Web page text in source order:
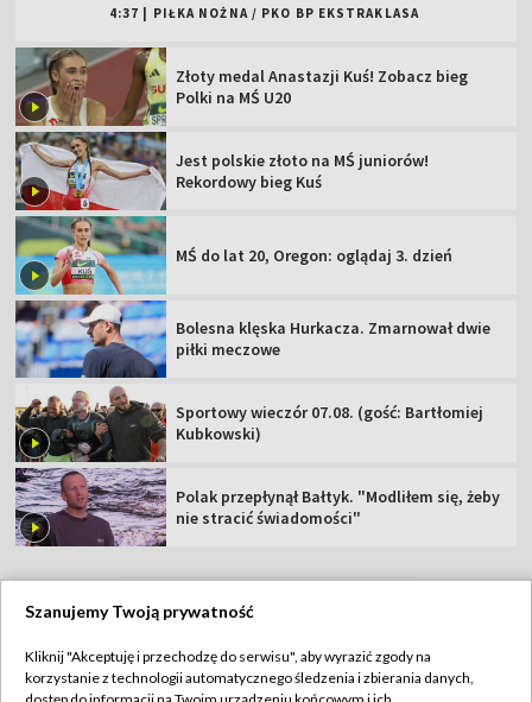
4:37 PIŁKA NOŻNA / PKO BP EKSTRAKLASA
Złoty medal Anastazji Kuś! Zobacz bieg
Polki na MŚ U20
Jest polskie złoto na MŚ juniorów!
Rekordowy bieg Kuś
MŚ do lat 20, Oregon: oglądaj 3. dzień
Bolesna klęska Hurkacza. Zmarnował dwie
piłki meczowe
Sportowy wieczór 07.08. (gość: Bartłomiej
Kubkowski)
Polak przepłynął Bałtyk. "Modliłem się, żeby
nie stracić świadomości"
Abonament TVP
Regulamin TVP
Szanujemy Twoją prywatność
Kliknij "Akceptuję i przechodzę do serwisu", aby wyrazić zgody na
korzystanie z technologii automatycznego śledzenia i zbierania danych,